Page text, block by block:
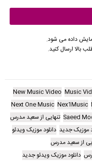
داده می شود.
بالا ارسال کنید.
Music
New Music Video
Nex1Music
Next One Music
Saeed تنهایى از سعید مدرس
موزیک جدید دانلود موزیک ویدئو
از سعید مدرس
دانلود موزیک ویدئو جدید